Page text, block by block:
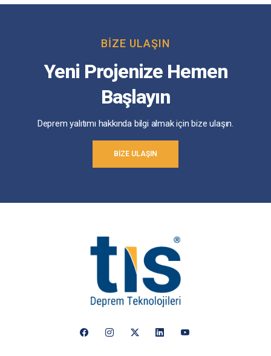
BIZE ULAŞIN
Yeni Projenize Hemen
Başlayın
Deprem yalıtımı hakkında bilgi almak için bize ulaşın.
BIZE ULAŞIN